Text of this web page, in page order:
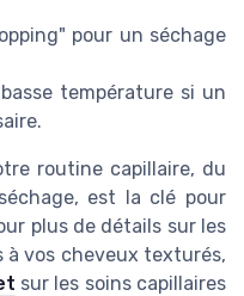
pour un séchage
température si un
routine capillaire, du
est la clé pour
plus de détails sur les
vos cheveux texturés,
sur les soins capillaires